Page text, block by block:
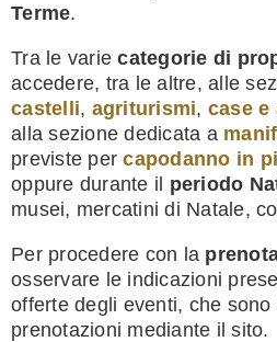
Terme.
Tra le variecategorie di
accedere, tra le altre, alle
castelli, agriturismi, case e
alla sezione dedicata a
previste percapodanno in
oppure durante il periodo
musei, mercatini di Natale,
Per procedere con la
osservare le indicazioni
offerte degli eventi, che sono
prenotazioni mediante il sito.